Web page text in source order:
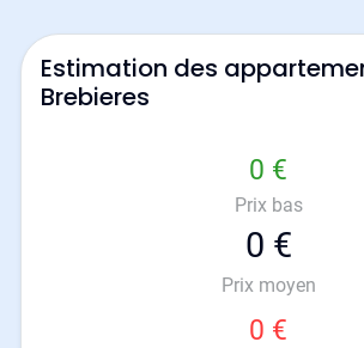
Estimation des
Brebieres
0 €
Prix bas
0 €
Prix moyen
0 €